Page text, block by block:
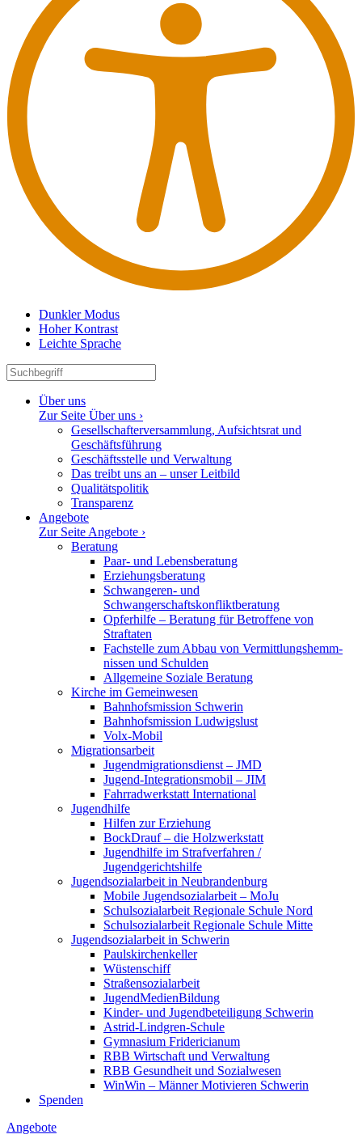
Dunkler Modus
Hoher Kontrast
Leichte Sprache
Über uns
Zur Seite Über uns ›
Gesell­schaf­ter­ver­sammlung, Aufsichtsrat und
Geschäftsführung
Geschäfts­stelle und Verwaltung
Das treibt uns an – unser Leitbild
Quali­täts­po­litik
Trans­parenz
Angebote
Zur Seite Angebote ›
Beratung
Paar- und Lebensberatung
Erzie­hungs­be­ratung
Schwan­geren- und
Schwangerschaftskonfliktberatung
Opfer­hilfe – Beratung für Betroffene von
Straftaten
Fachstelle zum Abbau von Vermitt­lungs­hemm­
nissen und Schulden
Allge­meine Soziale Beratung
Kirche im Gemeinwesen
Bahnhofs­mission Schwerin
Bahnhofs­mission Ludwigslust
Volx-Mobil
Migra­ti­ons­arbeit
Jugendmigrationsdienst – JMD
Jugend-Integrationsmobil – JIM
Fahrrad­werk­statt International
Jugend­hilfe
Hilfen zur Erziehung
BockDrauf – die Holzwerkstatt
Jugend­hilfe im Straf­ver­fahren /
Jugendgerichtshilfe
Jugend­so­zi­al­arbeit in Neubrandenburg
Mobile Jugend­so­zi­al­arbeit – MoJu
Schul­so­zi­al­arbeit Regionale Schule Nord
Schul­so­zi­al­arbeit Regionale Schule Mitte
Jugend­so­zi­al­arbeit in Schwerin
Pauls­kir­chen­keller
Wüsten­schiff
Straßen­so­zi­al­arbeit
Jugend­Me­di­en­Bildung
Kinder- und Jugend­be­tei­ligung Schwerin
Astrid-Lindgren-Schule
Gymnasium Fridericianum
RBB Wirtschaft und Verwaltung
RBB Gesundheit und Sozialwesen
WinWin – Männer Motivieren Schwerin
Spenden
Angebote